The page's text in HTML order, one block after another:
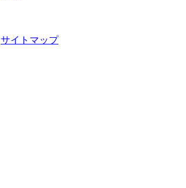
サイトマップ